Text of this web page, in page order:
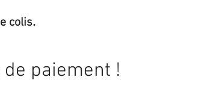
colis.
paiement !